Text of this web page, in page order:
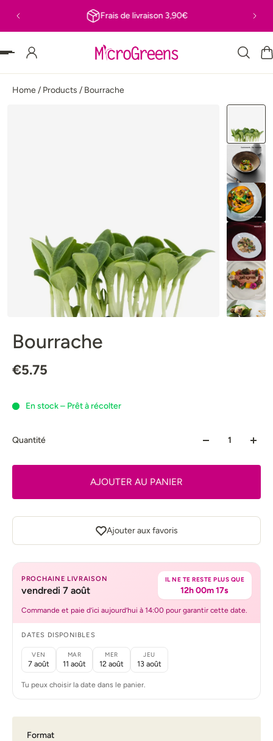
AU CONTENU Frais de livraison 3,90€
Home/ Products / Bourrache
Bourrache
€5.75
En stock – Prêt à récolter
Quantité
AJOUTER AU PANIER
Ajouter aux favoris
PROCHAINE LIVRAISON
vendredi 7 août
IL NE TE RESTE PLUS QUE
12h 00m 17s
Commande et paie d’ici aujourd’hui à 14:00 pour garantir cette date.
DATES DISPONIBLES
VEN
7 août
MAR
11 août
MER
12 août
JEU
13 août
Tu peux choisir la date dans le panier.
Format